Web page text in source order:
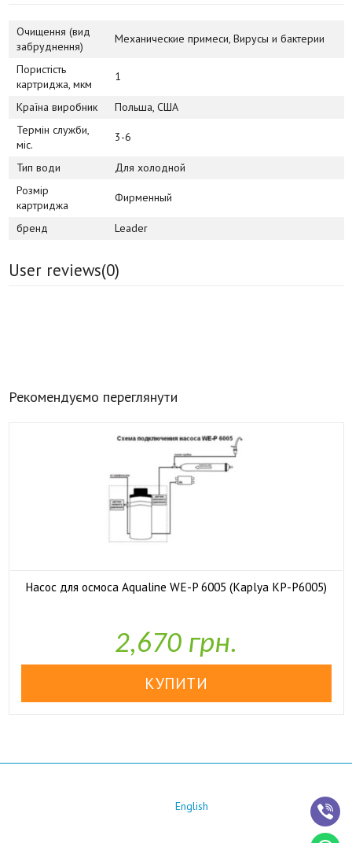
Очищення (вид
забруднення)
Механические примеси, Вирусы и бактерии
Пористість
картриджа, мкм
1
Країна виробник
Польша, США
Термін служби,
міс.
3-6
Тип води
Для холодной
Розмір
картриджа
Фирменный
бренд Leader
User reviews(0)
Рекомендуємо переглянути
Насос для осмоса Aqualine WE-P 6005 (Kaplya KP-P6005)
2,670 грн.
English